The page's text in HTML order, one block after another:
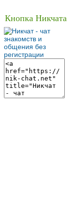
Кнопка Никчата